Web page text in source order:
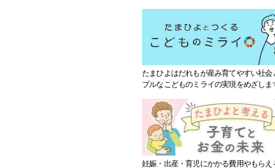
たまひよはだれもが産み育てやすい社
ブルなこどものミライの実現をめざしま
妊娠・出産・育児にかかる費用やもら